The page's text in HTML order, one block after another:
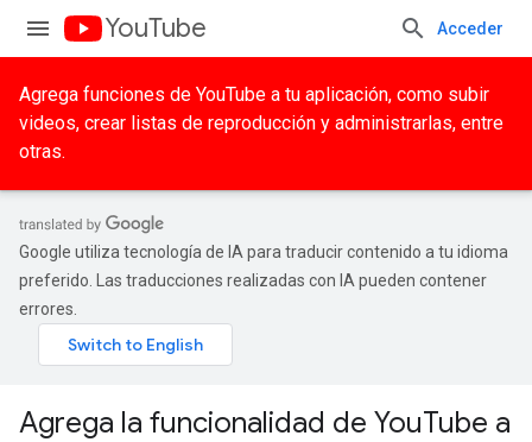
YouTube Acceder
Agrega funciones de YouTube a tu aplicación, como subir
videos, crear listas de reproducción y administrarlas, entre
otras.
Google utiliza tecnología de IA para traducir contenido a tu idioma
preferido. Las traducciones realizadas con IA pueden contener
errores.
Agrega la funcionalidad de YouTube a